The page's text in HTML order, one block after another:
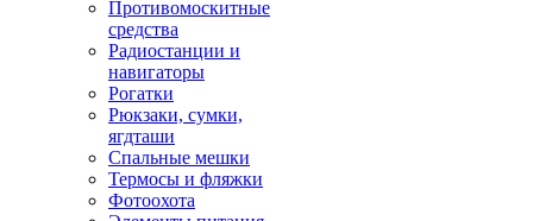
Противомоскитные
средства
Радиостанции и
навигаторы
Рогатки
Рюкзаки, сумки,
ягдташи
Спальные мешки
Термосы и фляжки
Фотоохота